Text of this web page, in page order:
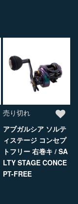
売り切れ
アブガルシア ソルテ
ィステージ コンセプ
トフリー 右巻キ / SA
LTY STAGE CONCE
PT-FREE